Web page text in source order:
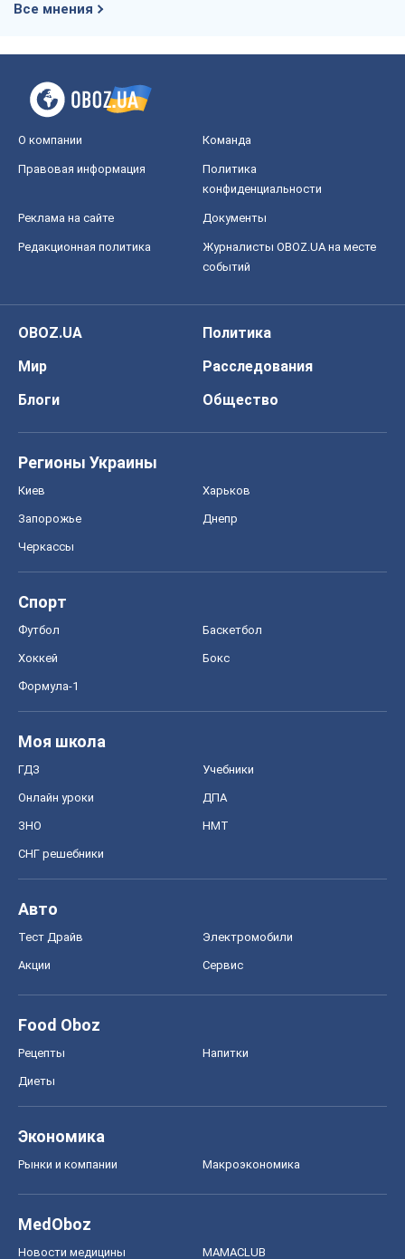
Все мнения
О компании Команда
Правовая информация
Политика
конфиденциальности
Реклама на сайте Документы
Редакционная политика
Журналисты OBOZ.UA на месте
событий
OBOZ.UA
Политика
Мир
Расследования
Блоги
Общество
Регионы Украины
Киев Харьков
Запорожье Днепр
Черкассы
Спорт
Футбол Баскетбол
Хоккей Бокс
Формула-1
Моя школа
ГДЗ Учебники
Онлайн уроки ДПА
ЗНО НМТ
СНГ решебники
Авто
Тест Драйв Электромобили
Акции Сервис
Food Oboz
Рецепты Напитки
Диеты
Экономика
Рынки и компании Mакроэкономика
MedOboz
Новости медицины MAMACLUB